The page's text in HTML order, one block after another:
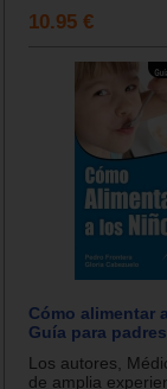
10.95 €
Cómo alimentar
Guía para
Los autores,
de amplia